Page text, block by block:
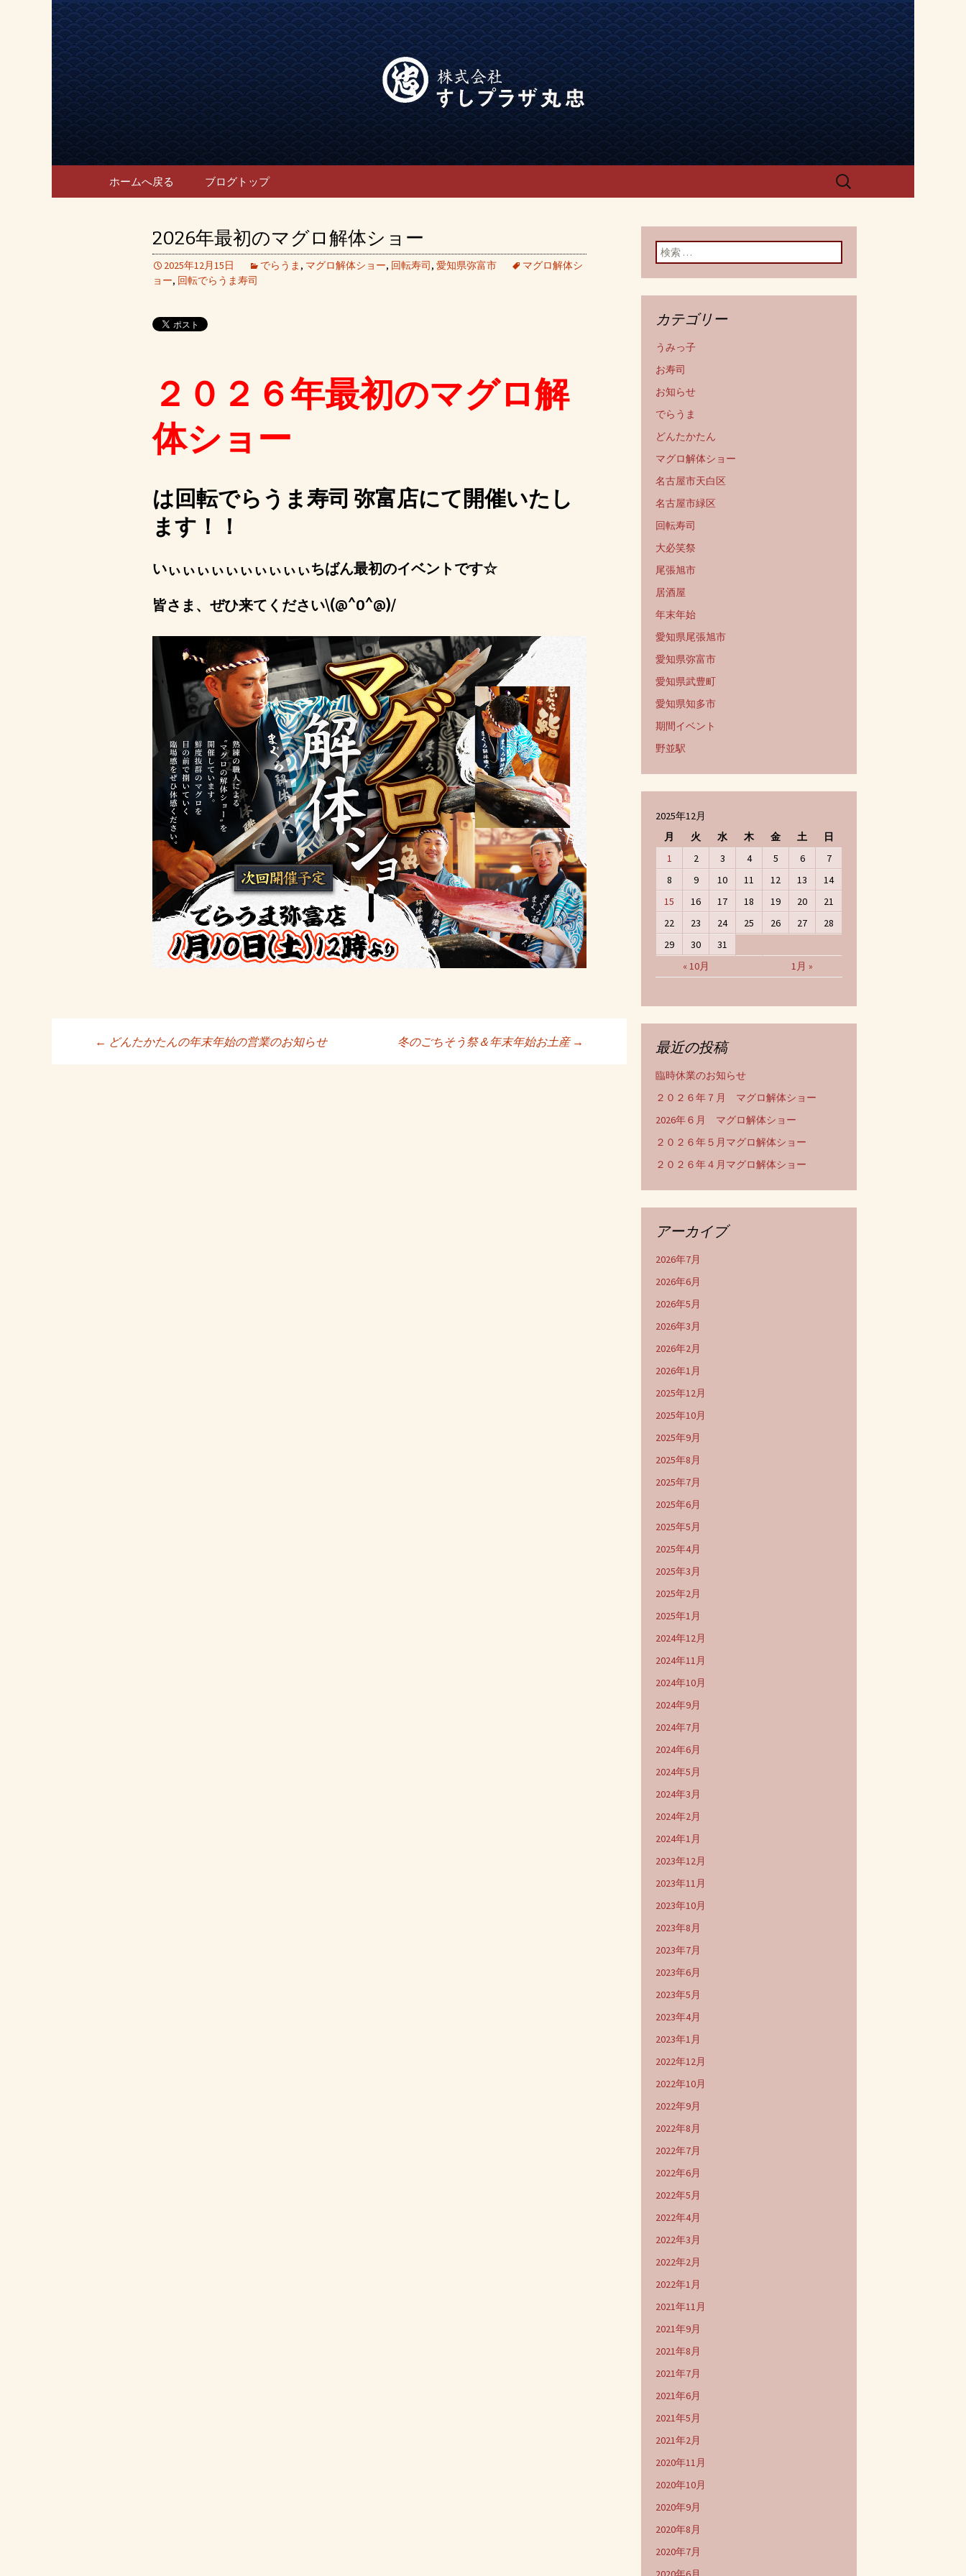
宴会、飲み会なら回転寿司「でらうま」
のブログ
宴会、飲み会なら回転寿司「でらうま」の公式ブログです。
コンテンツへ移動
ホームへ戻る ブログトップ
検
2026年最初のマグロ解体ショー
2025年12月15日 でらうま , マグロ解体ショー, 回転寿司, 愛知県弥富市
マグロ解体シ
ョー, 回転でらうま寿司
２０２６年最初のマグロ解
体ショー
は回転でらうま寿司 弥富店にて開催いたし
ます！！
いぃぃぃぃぃぃぃぃぃぃちばん最初のイベントです☆
皆さま、ぜひ来てください\(@^0^@)/
← どんたかたんの年末年始の営業のお知らせ 冬のごちそう祭＆年末年始お土産 →
検索:
カテゴリー
うみっ子
お寿司
お知らせ
でらうま
どんたかたん
マグロ解体ショー
名古屋市天白区
名古屋市緑区
回転寿司
大必笑祭
尾張旭市
居酒屋
年末年始
愛知県尾張旭市
愛知県弥富市
愛知県武豊町
愛知県知多市
期間イベント
野並駅
2025年12月
月
火 水 木 金 土 日
« 10月 1月 »
1 2 3 4 5 6
7
8
9 10 11 12 13
14
15
16 17 18 19 20
21
22
23 24 25 26 27
28
29
30 31
最近の投稿
臨時休業のお知らせ
２０２６年７月 マグロ解体ショー
2026年６月 マグロ解体ショー
２０２６年５月マグロ解体ショー
２０２６年４月マグロ解体ショー
アーカイブ
2026年7月
2026年6月
2026年5月
2026年3月
2026年2月
2026年1月
2025年12月
2025年10月
2025年9月
2025年8月
2025年7月
2025年6月
2025年5月
2025年4月
2025年3月
2025年2月
2025年1月
2024年12月
2024年11月
2024年10月
2024年9月
2024年7月
2024年6月
2024年5月
2024年3月
2024年2月
2024年1月
2023年12月
2023年11月
2023年10月
2023年8月
2023年7月
2023年6月
2023年5月
2023年4月
2023年1月
2022年12月
2022年10月
2022年9月
2022年8月
2022年7月
2022年6月
2022年5月
2022年4月
2022年3月
2022年2月
2022年1月
2021年11月
2021年9月
2021年8月
2021年7月
2021年6月
2021年5月
2021年2月
2020年11月
2020年10月
2020年9月
2020年8月
2020年7月